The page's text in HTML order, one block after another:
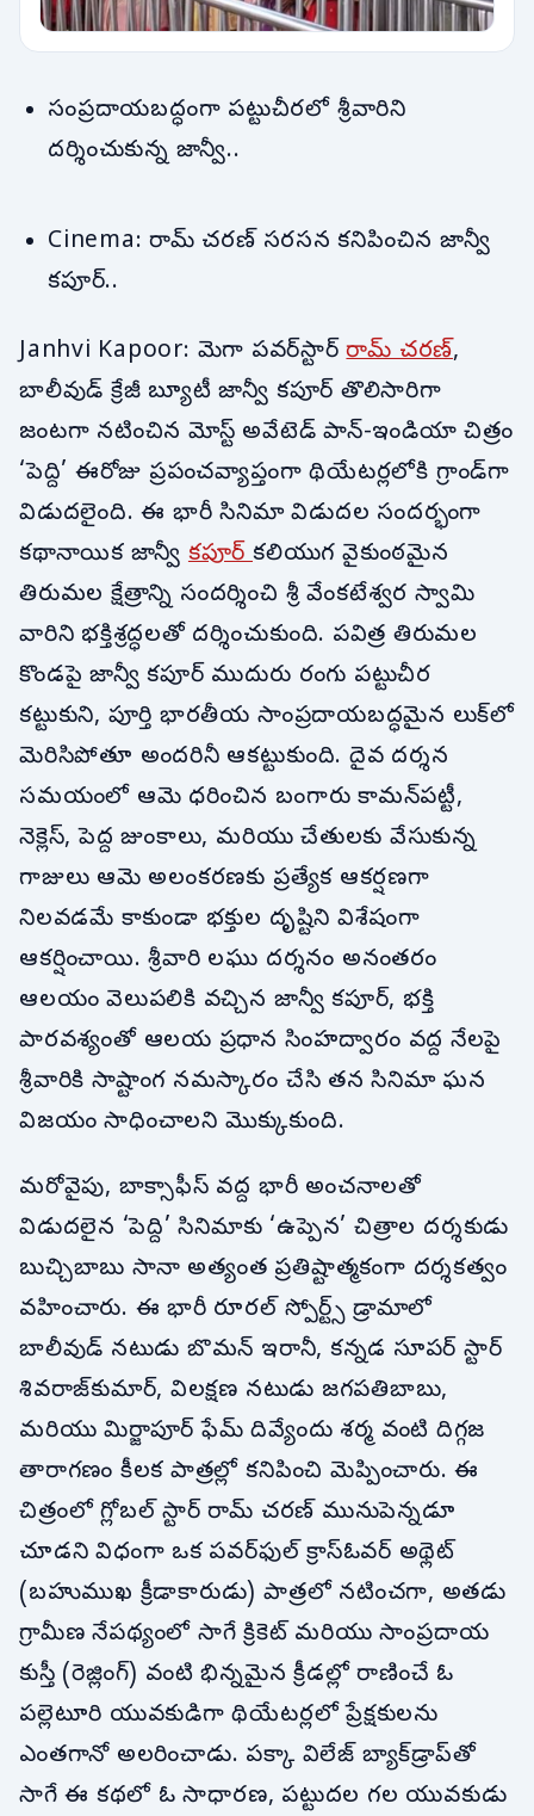
సంప్రదాయబద్ధంగా పట్టుచీరలో శ్రీవారిని
దర్శించుకున్న జాన్వీ..
Cinema: రామ్‌ చరణ్‌ సరసన కనిపించిన జాన్వీ
కపూర్‌..
Janhvi Kapoor: మెగా పవర్‌స్టార్రామ్ చరణ్,
బాలీవుడ్‌ క్రేజీ బ్యూటీ జాన్వీ కపూర్ తొలిసారిగా
జంటగా నటించిన మోస్ట్ అవేటెడ్ పాన్-ఇండియా చిత్రం
‘పెద్ది’ ఈరోజు ప్రపంచవ్యాప్తంగా థియేటర్లలోకి గ్రాండ్‌గా
విడుదలైంది. ఈ భారీ సినిమా విడుదల సందర్భంగా
కథానాయిక జాన్వీ కపూర్కలియుగ వైకుంఠమైన
తిరుమల క్షేత్రాన్ని సందర్శించి శ్రీ వేంకటేశ్వర స్వామి
వారిని భక్తిశ్రద్ధలతో దర్శించుకుంది. పవిత్ర తిరుమల
కొండపై జాన్వీ కపూర్ ముదురు రంగు పట్టుచీర
కట్టుకుని, పూర్తి భారతీయ సాంప్రదాయబద్ధమైన లుక్‌లో
మెరిసిపోతూ అందరినీ ఆకట్టుకుంది. దైవ దర్శన
సమయంలో ఆమె ధరించిన బంగారు కామన్‌పట్టీ,
నెక్లెస్, పెద్ద జుంకాలు, మరియు చేతులకు వేసుకున్న
గాజులు ఆమె అలంకరణకు ప్రత్యేక ఆకర్షణగా
నిలవడమే కాకుండా భక్తుల దృష్టిని విశేషంగా
ఆకర్షించాయి. శ్రీవారి లఘు దర్శనం అనంతరం
ఆలయం వెలుపలికి వచ్చిన జాన్వీ కపూర్, భక్తి
పారవశ్యంతో ఆలయ ప్రధాన సింహద్వారం వద్ద నేలపై
శ్రీవారికి సాష్టాంగ నమస్కారం చేసి తన సినిమా ఘన
విజయం సాధించాలని మొక్కుకుంది.
మరోవైపు, బాక్సాఫీస్ వద్ద భారీ అంచనాలతో
విడుదలైన ‘పెద్ది’ సినిమాకు ‘ఉప్పెన’ చిత్రాల దర్శకుడు
బుచ్చిబాబు సానా అత్యంత ప్రతిష్టాత్మకంగా దర్శకత్వం
వహించారు. ఈ భారీ రూరల్ స్పోర్ట్స్ డ్రామాలో
బాలీవుడ్ నటుడు బొమన్ ఇరానీ, కన్నడ సూపర్ స్టార్
శివరాజ్‌కుమార్, విలక్షణ నటుడు జగపతిబాబు,
మరియు మిర్జాపూర్ ఫేమ్ దివ్యేందు శర్మ వంటి దిగ్గజ
తారాగణం కీలక పాత్రల్లో కనిపించి మెప్పించారు. ఈ
చిత్రంలో గ్లోబల్ స్టార్ రామ్ చరణ్ మునుపెన్నడూ
చూడని విధంగా ఒక పవర్‌ఫుల్ క్రాస్‌ఓవర్ అథ్లెట్
(బహుముఖ క్రీడాకారుడు) పాత్రలో నటించగా, అతడు
గ్రామీణ నేపథ్యంలో సాగే క్రికెట్ మరియు సాంప్రదాయ
కుస్తీ (రెజ్లింగ్) వంటి భిన్నమైన క్రీడల్లో రాణించే ఓ
పల్లెటూరి యువకుడిగా థియేటర్లలో ప్రేక్షకులను
ఎంతగానో అలరించాడు. పక్కా విలేజ్ బ్యాక్‌డ్రాప్‌తో
సాగే ఈ కథలో ఓ సాధారణ, పట్టుదల గల యువకుడు